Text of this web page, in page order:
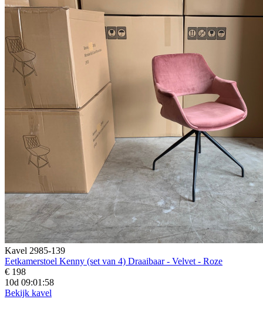
Kavel 2985-139
Eetkamerstoel Kenny (set van 4) Draaibaar - Velvet - Roze
€ 198
10d 09:01:57
Bekijk kavel